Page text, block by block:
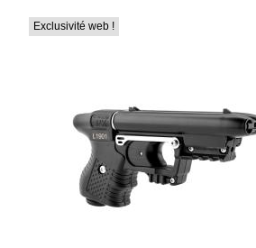
Exclusivité web !